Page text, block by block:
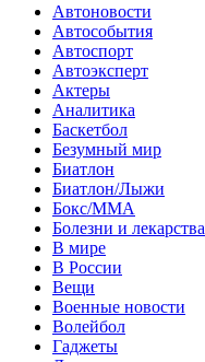
Автоновости
Автособытия
Автоспорт
Автоэксперт
Актеры
Аналитика
Баскетбол
Безумный мир
Биатлон
Биатлон/Лыжи
Бокс/MMA
Болезни и лекарства
В мире
В России
Вещи
Военные новости
Волейбол
Гаджеты